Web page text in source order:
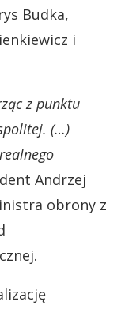
Budka,
i
z punktu
(…)
Andrzej
obrony z